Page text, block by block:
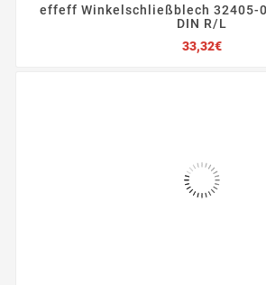
effeff Winkelschließblech 32405-
DIN R/L
33,32€Preis